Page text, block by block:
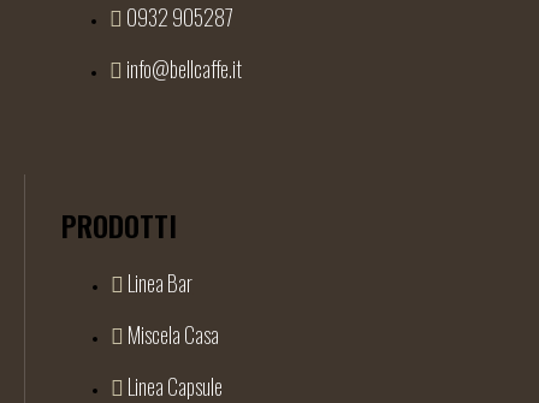
0932 905287
info@bellcaffe.it
PRODOTTI
Linea Bar
Miscela Casa
Linea Capsule